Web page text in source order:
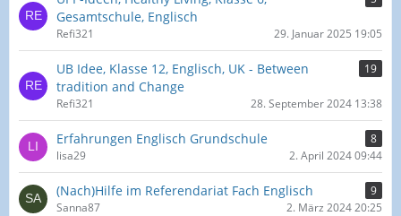
ä
g
e
Gesamtschule, Englisch
Refi321 29. Januar 2025 19:05
UB Idee, Klasse 12, Englisch, UK - Between
tradition and Change
19
Refi321 28. September 2024 13:38
Erfahrungen Englisch Grundschule
8
lisa29
2. April 2024 09:44
(Nach)Hilfe im Referendariat Fach Englisch
9
Sanna87
2. März 2024 20:25